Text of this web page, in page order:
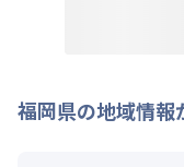
福岡県の地域情報